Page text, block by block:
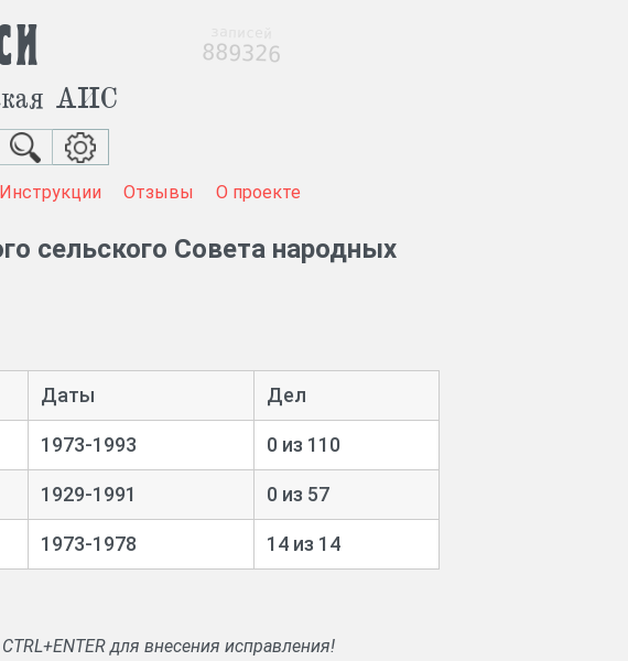
АИС
Инструкции Отзывы О проекте
сельского Совета народных
Даты Дел
1973-1993 0 из 110
1929-1991 0 из 57
1973-1978 14 из 14
для внесения исправления!
889326